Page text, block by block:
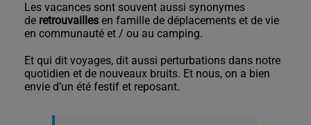
Les vacances sont souvent aussi synonymes
de retrouvailles en famille de déplacements et de vie
en communauté et / ou au camping.
Et qui dit voyages, dit aussi perturbations dans notre
quotidien et de nouveaux bruits. Et nous, on a bien
envie d’un été festif et reposant.